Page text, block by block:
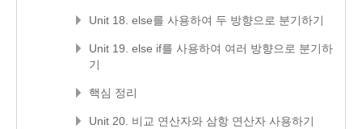
Unit 18. else를 사용하여 두 방향으로 분기하기
Unit 19. else if를 사용하여 여러 방향으로 분기하
기
핵심 정리
Unit 20. 비교 연산자와 삼항 연산자 사용하기